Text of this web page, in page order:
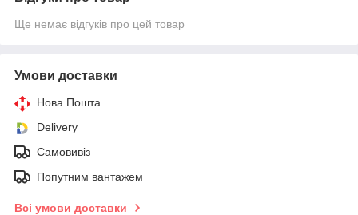
Ще немає відгуків про цей товар
Умови доставки
Нова Пошта
Delivery
Самовивіз
Попутним вантажем
Всі умови доставки